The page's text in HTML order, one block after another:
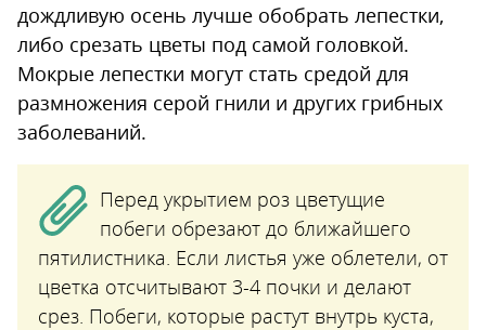
дождливую осень лучше обобрать лепестки,
либо срезать цветы под самой головкой.
Мокрые лепестки могут стать средой для
размножения серой гнили и других грибных
заболеваний.
Перед укрытием роз цветущие
побеги обрезают до ближайшего
пятилистника. Если листья уже облетели, от
цветка отсчитывают 3-4 почки и делают
срез. Побеги, которые растут внутрь куста,